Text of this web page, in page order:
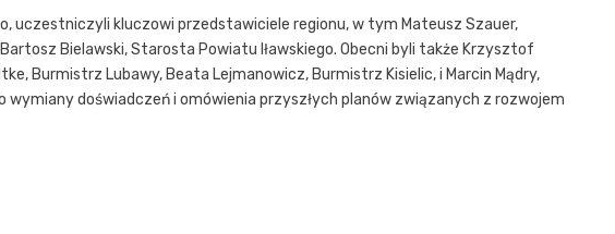
uczestniczyli kluczowi przedstawiciele regionu, w tym Mateusz Szauer,
Bielawski, Starosta Powiatu Iławskiego. Obecni byli także Krzysztof
Burmistrz Lubawy, Beata Lejmanowicz, Burmistrz Kisielic, i Marcin Mądry,
wymiany doświadczeń i omówienia przyszłych planów związanych z rozwojem